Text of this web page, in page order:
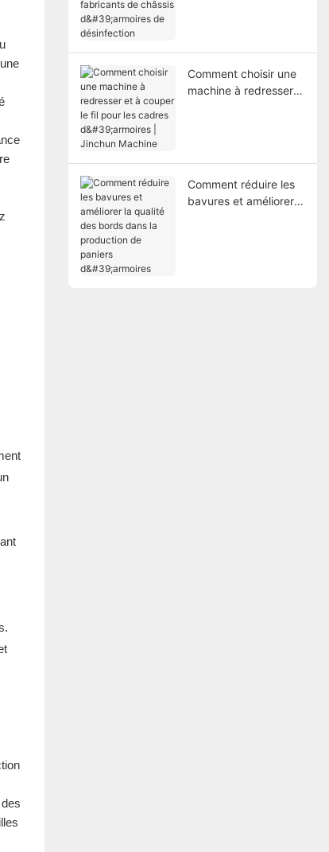
Comment choisir une
machine à redresser
Comment réduire les
bavures et améliorer